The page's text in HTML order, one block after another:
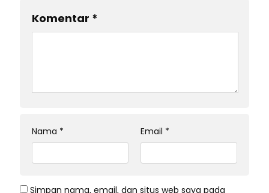
Komentar *
Nama * Email *
Simpan nama, email, dan situs web saya pada